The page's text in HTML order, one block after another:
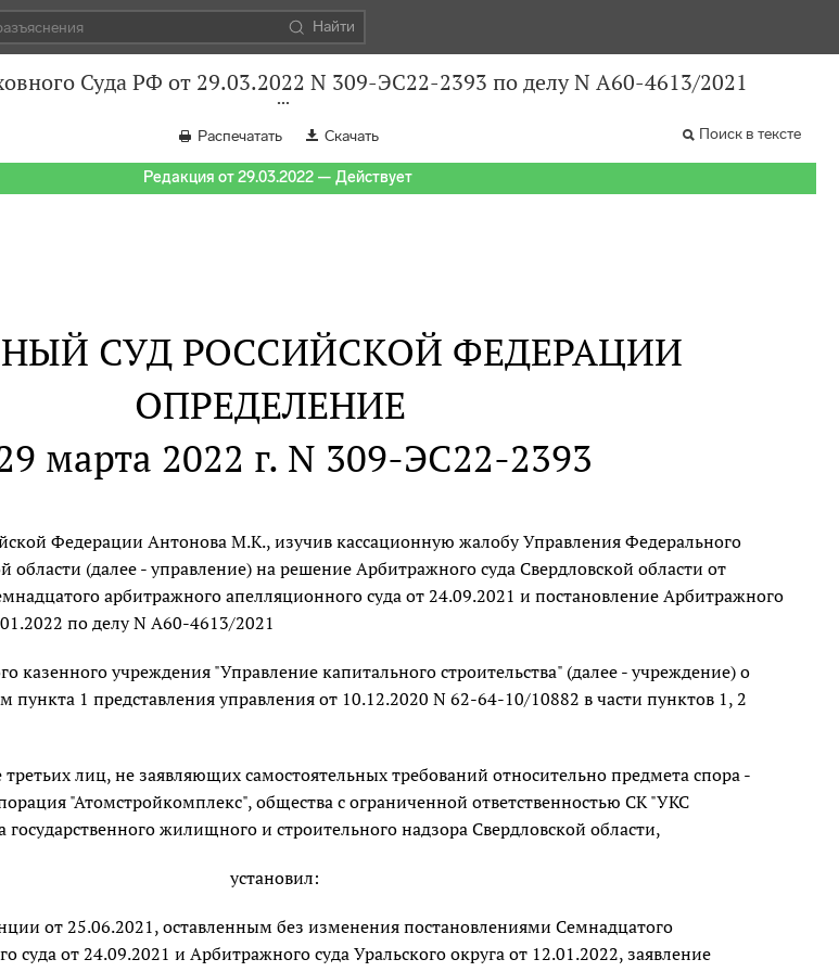
Найти
Суда РФ от 29.03.2022 N 309-ЭС22-2393 по делу N А60-4613/2021
Распечатать Скачать Поиск в тексте
Редакция от 29.03.2022 — Действует
СУД РОССИЙСКОЙ ФЕДЕРАЦИИ
ОПРЕДЕЛЕНИЕ
марта 2022 г. N 309-ЭС22-2393
Федерации Антонова М.К., изучив кассационную жалобу Управления Федерального
области (далее - управление) на решение Арбитражного суда Свердловской области от
арбитражного апелляционного суда от 24.09.2021 и постановление Арбитражного
по делу N А60-4613/2021
казенного учреждения "Управление капитального строительства" (далее - учреждение) о
1 представления управления от 10.12.2020 N 62-64-10/10882 в части пунктов 1, 2
третьих лиц, не заявляющих самостоятельных требований относительно предмета спора -
"Атомстройкомплекс", общества с ограниченной ответственностью СК "УКС
жилищного и строительного надзора Свердловской области,
установил:
от 25.06.2021, оставленным без изменения постановлениями Семнадцатого
суда от 24.09.2021 и Арбитражного суда Уральского округа от 12.01.2022, заявление